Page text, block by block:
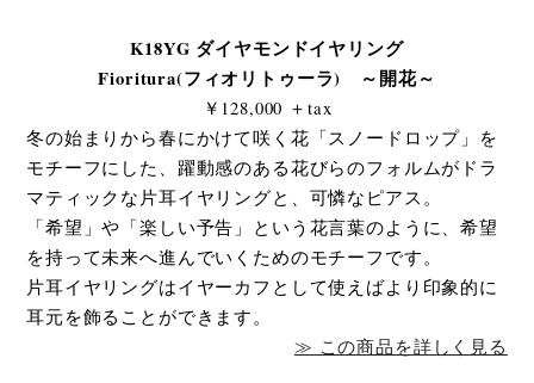
K18YG ダイヤモンドイヤリング
Fioritura(フィオリトゥーラ) ～開花～
￥128,000 ＋tax
冬の始まりから春にかけて咲く花「スノードロップ」を
モチーフにした、躍動感のある花びらのフォルムがドラ
マティックな片耳イヤリングと、可憐なピアス。
「希望」や「楽しい予告」という花言葉のように、希望
を持って未来へ進んでいくためのモチーフです。
片耳イヤリングはイヤーカフとして使えばより印象的に
耳元を飾ることができます。
≫ この商品を詳しく見る